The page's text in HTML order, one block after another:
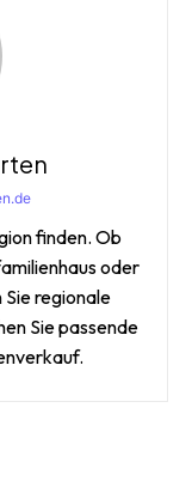
finden. Ob
oder
regionale
Sie passende